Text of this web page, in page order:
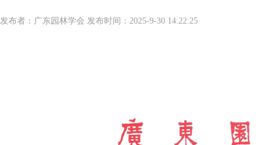
发布者：广东园林学会 发布时间：2025-9-30 14:22:25